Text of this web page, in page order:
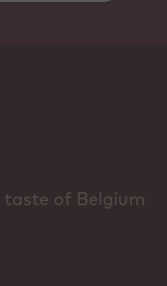
of Belgium